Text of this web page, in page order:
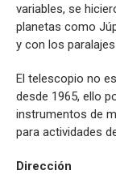
variables, se
planetas como
y con los
El telescopio no
desde 1965, ello
instrumentos de
para actividades
Dirección